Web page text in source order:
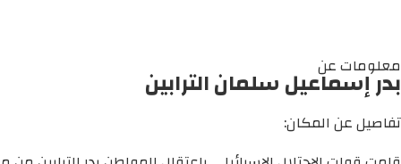
معلومات عن
بدر إسماعيل سلمان الترابين
تفاصيل عن المكان: